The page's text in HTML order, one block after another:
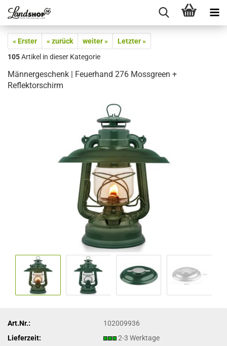
« Erster « zurück weiter »
Letzter »
105Artikel in dieser Kategorie
Männergeschenk | Feuerhand 276 Mossgreen +
Reflektorschirm
Art.Nr.:
102009936
Lieferzeit:
2-3 Werktage